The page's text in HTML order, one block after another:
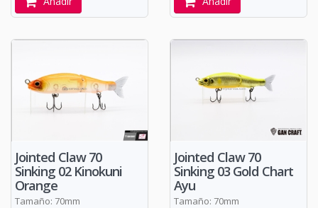
Jointed Claw 70
Sinking 02 Kinokuni
Orange
Tamaño: 70mm
Jointed Claw 70
Sinking 03 Gold Chart
Ayu
Tamaño: 70mm